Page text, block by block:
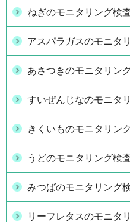
ねぎのモニタリング検
アスパラガスのモニタ
あさつきのモニタリン
すいぜんじなのモニタ
きくいものモニタリン
うどのモニタリング検
みつばのモニタリング
リーフレタスのモニタ